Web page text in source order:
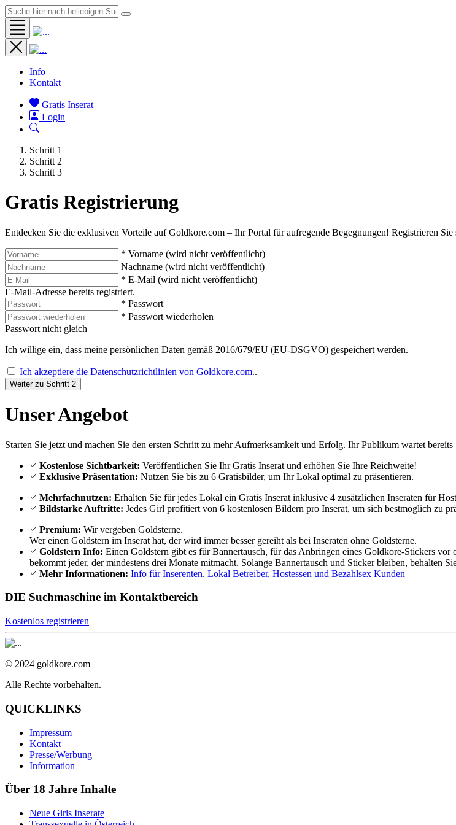
Info
Kontakt
Gratis Inserat
Login
Schritt 1
Schritt 2
Schritt 3
Gratis Registrierung
Entdecken Sie die exklusiven Vorteile auf Goldkore.com – Ihr Portal für aufregende Begegnungen! Registrieren
* Vorname (wird nicht veröffentlicht)
Nachname (wird nicht veröffentlicht)
* E-Mail (wird nicht veröffentlicht)
E-Mail-Adresse bereits registriert.
* Passwort
* Passwort wiederholen
Passwort nicht gleich
Ich willige ein, dass meine persönlichen Daten gemäß 2016/679/EU (EU-DSGVO) gespeichert werden.
Ich akzeptiere die Datenschutzrichtlinien von Goldkore.com..
Weiter zu Schritt 2
UnserAngebot
Starten Sie jetzt und machen Sie den ersten Schritt zu mehr Aufmerksamkeit und Erfolg. Ihr Publikum wartet
Kostenlose Sichtbarkeit: Veröffentlichen Sie Ihr Gratis Inserat und erhöhen Sie Ihre Reichweite!
Exklusive Präsentation: Nutzen Sie bis zu 6 Gratisbilder, um Ihr Lokal optimal zu präsentieren.
Mehrfachnutzen: Erhalten Sie für jedes Lokal ein Gratis Inserat inklusive 4 zusätzlichen Inseraten für
Bildstarke Auftritte: Jedes Girl profitiert von 6 kostenlosen Bildern pro Inserat, um sich bestmöglich zu
Premium: Wir vergeben Goldsterne.
Wer einen Goldstern im Inserat hat, der wird immer besser gereiht als bei Inseraten ohne Goldsterne.
Goldstern Info: Einen Goldstern gibt es für Bannertausch, für das Anbringen eines Goldkore-Stickers vor
bekommt jeder, der mindestens drei Monate mitmacht. Solange Bannertausch und Sticker bleiben, behalten
Mehr Informationen: Info für Inserenten. Lokal Betreiber, Hostessen und Bezahlsex Kunden
DIE Suchmaschine im Kontaktbereich
Kostenlos registrieren
© 2024 goldkore.com
Alle Rechte vorbehalten.
QUICKLINKS
Impressum
Kontakt
Presse/Werbung
Information
Über 18 Jahre Inhalte
Neue Girls Inserate